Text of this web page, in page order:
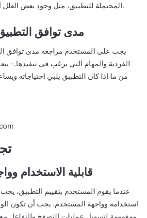
المحتملة للتطبيق، مثل وجود بعض العلل أو قيود في الاستخدام.
مدى توافق
الفردية والمهام التي يرغب في تنفيذها.-
من ما إذا كان التطبيق يلبي احتياجاته
قابلية الاستخدام
عندما يقوم المستخدم بتقييم التطبيق، يجب
استخدامه وواجهة المستخدم. يجب أن تكون